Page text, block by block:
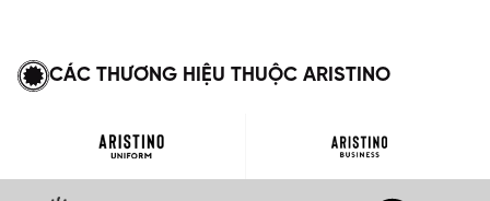
CÁC THƯƠNG HIỆU THUỘC ARISTINO